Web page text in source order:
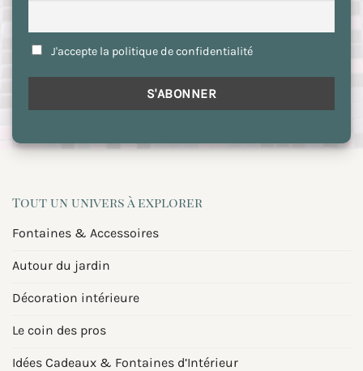
J'accepte la politique de confidentialité
Tout un univers à explorer
Fontaines & Accessoires
Autour du jardin
Décoration intérieure
Le coin des pros
Idées Cadeaux & Fontaines d’Intérieur